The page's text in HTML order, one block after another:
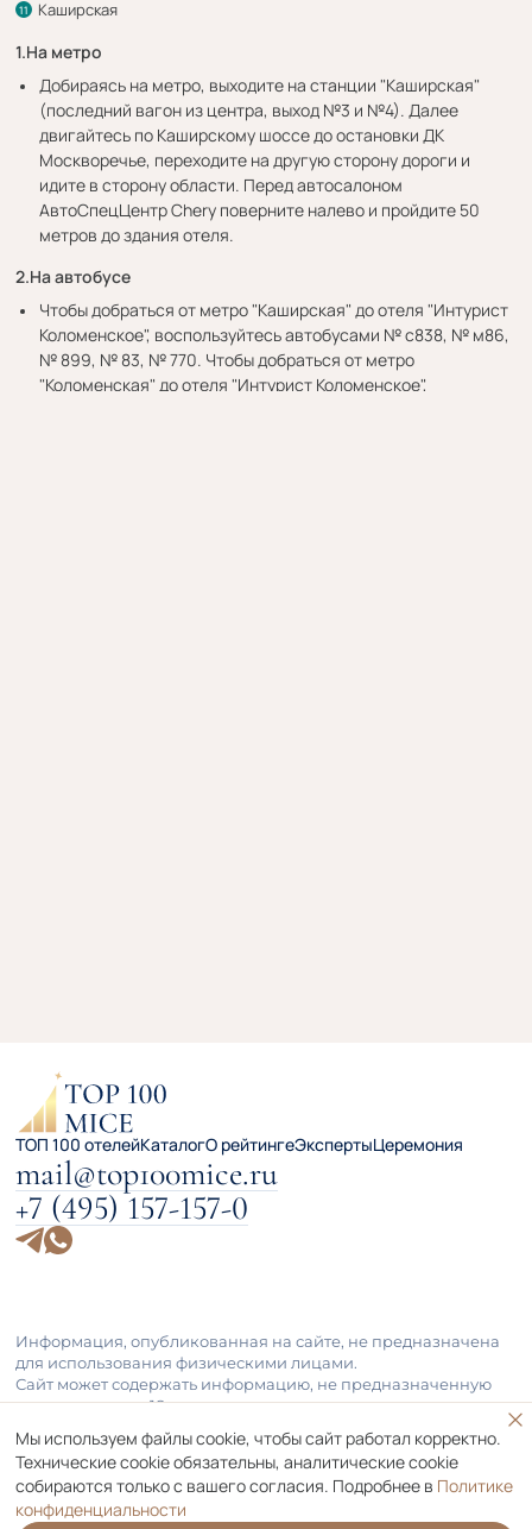
11 Каширская
1.На метро
Добираясь на метро, выходите на станции "Каширская"
(последний вагон из центра, выход №3 и №4). Далее
двигайтесь по Каширскому шоссе до остановки ДК
Москворечье, переходите на другую сторону дороги и
идите в сторону области. Перед автосалоном
АвтоСпецЦентр Chery поверните налево и пройдите 50
метров до здания отеля.
2.На автобусе
Чтобы добраться от метро "Каширская" до отеля "Интурист
Коломенское", воспользуйтесь автобусами № с838, № м86,
№ 899, № 83, № 770. Чтобы добраться от метро
"Коломенская" до отеля "Интурист Коломенское",
Мы используем файлы cookie, чтобы сайт работал корректно.
Технические cookie обязательны, аналитические cookie
собираются только с вашего согласия. Подробнее в Политике
конфиденциальности
ТОП 100 отелейКаталогО рейтингеЭкспертыЦеремония
mail@top100mice.ru
+7 (495) 157-157-0
Информация, опубликованная на сайте, не предназначена
для использования физическими лицами.
Сайт может содержать информацию, не предназначенную
для лиц младше 18 лет.
Пользовательское соглашение
©TOP 100 MICE 2025.Номер свидетельства ЭЛ № ФС77-89024.Все